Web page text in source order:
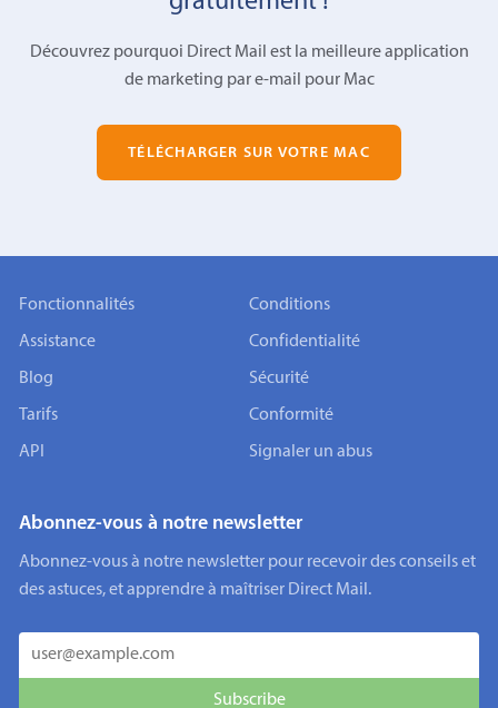
Découvrez pourquoi Direct Mail est la meilleure application
de marketing par e-mail pour Mac
TÉLÉCHARGER SUR VOTRE MAC
Fonctionnalités
Assistance
Blog
Tarifs
API
Conditions
Confidentialité
Sécurité
Conformité
Signaler un abus
Abonnez-vous à notre newsletter
Abonnez-vous à notre newsletter pour recevoir des conseils et
des astuces, et apprendre à maîtriser Direct Mail.